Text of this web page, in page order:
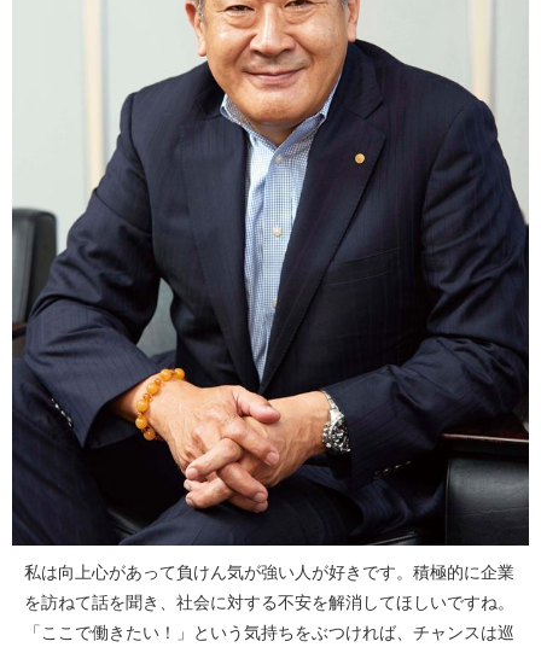
私は向上心があって負けん気が強い人が好きです。積極的に企業
を訪ねて話を聞き、社会に対する不安を解消してほしいですね。
「ここで働きたい！」という気持ちをぶつければ、チャンスは巡